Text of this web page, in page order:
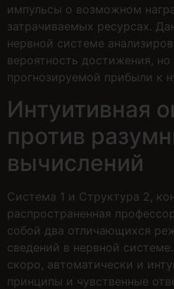
импульсы о возможном
затрачиваемых ресурсах.
нервной системе
вероятность достижения, но
прогнозируемой прибыли к
Интуитивная
против
вычислений
Система 1 и Структура 2,
распространенная
собой два отличающихся
сведений в нервной
скоро, автоматически и
принципы и чувственные